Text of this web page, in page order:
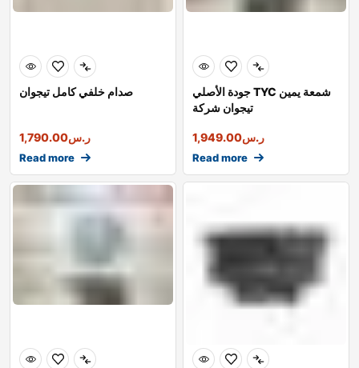
صدام خلفي كامل تيجوان
ر.س1,790.00
Read more
جودة الأصلي TYC شمعة يمين
تيجوان شركة
ر.س1,949.00
Read more